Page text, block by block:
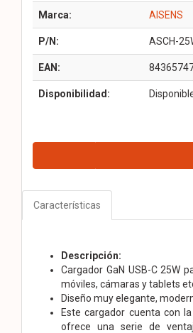
Marca: AISENS
P/N: ASCH-
EAN:
Disponibilidad:
Características
Descripción:
Cargador GaN USB-C 25W
móviles, cámaras y tablets
Diseño muy elegante,
Este cargador cuenta con
ofrece una serie de